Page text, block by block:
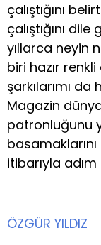
çalıştığını
çalıştığını
yıllarca neyin
biri hazır
şarkılarımı
Magazin
patronluğunu
itibarıyla adım
ÖZGÜR YILDIZ